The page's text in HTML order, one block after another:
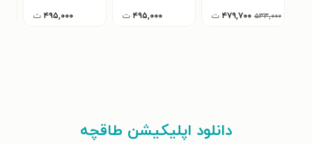
۵۳۳,۰۰۰ ۴۷۹,۷۰۰ ت
۴۹۵,۰۰۰ ت ۴۹۵,۰۰۰ ت
دانلود اپلیکیشن طاقچه